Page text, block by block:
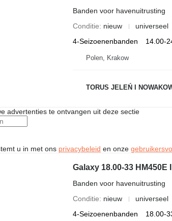
Banden voor havenuitrusting
Conditie
nieuw
universeel
4-Seizoenenbanden
14.00-
Polen, Krakow
TORUS JELEŃ I
advertenties te ontvangen uit deze sectie
u in met ons privacybeleid en onze
Galaxy 18.00-33 HM450E
Banden voor havenuitrusting
Conditie
nieuw
universeel
4-Seizoenenbanden
18.00-